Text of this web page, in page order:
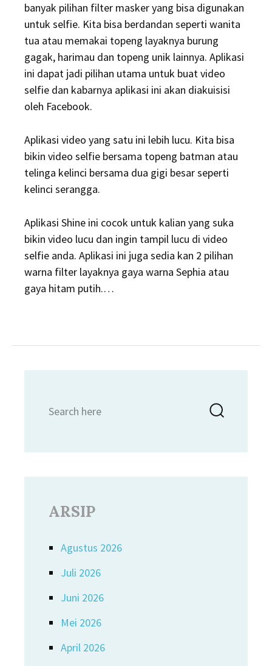
banyak pilihan filter masker yang bisa digunakan
untuk selfie. Kita bisa berdandan seperti wanita
tua atau memakai topeng layaknya burung
gagak, harimau dan topeng unik lainnya. Aplikasi
ini dapat jadi pilihan utama untuk buat video
selfie dan kabarnya aplikasi ini akan diakuisisi
oleh Facebook.
Aplikasi video yang satu ini lebih lucu. Kita bisa
bikin video selfie bersama topeng batman atau
telinga kelinci bersama dua gigi besar seperti
kelinci serangga.
Aplikasi Shine ini cocok untuk kalian yang suka
bikin video lucu dan ingin tampil lucu di video
selfie anda. Aplikasi ini juga sedia kan 2 pilihan
warna filter layaknya gaya warna Sephia atau
gaya hitam putih.…
for:
ARSIP
Agustus 2026
Juli 2026
Juni 2026
Mei 2026
April 2026